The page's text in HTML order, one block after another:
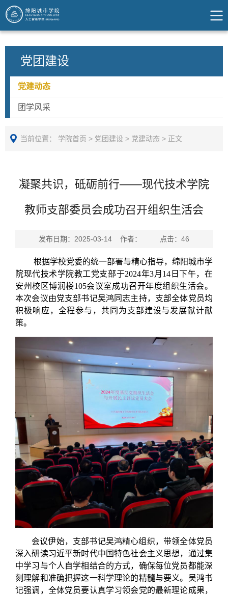
党团建设
党建动态
团学风采
当前位置： 学院首页 > 党团建设 > 党建动态 > 正文
凝聚共识，砥砺前行——现代技术学院
教师支部委员会成功召开组织生活会
发布日期：2025-03-14 作者： 点击： 46
根据学校党委的统一部署与精心指导，绵阳城市学
院现代技术学院教工党支部于2024年3月14日下午，在
安州校区博润楼105会议室成功召开年度组织生活会。
本次会议由党支部书记吴鸿同志主持，支部全体党员均
积极响应，全程参与，共同为支部建设与发展献计献
策。
会议伊始，支部书记吴鸿精心组织，带领全体党员
深入研读习近平新时代中国特色社会主义思想，通过集
中学习与个人自学相结合的方式，确保每位党员都能深
刻理解和准确把握这一科学理论的精髓与要义。吴鸿书
记强调，全体党员要认真学习领会党的最新理论成果，